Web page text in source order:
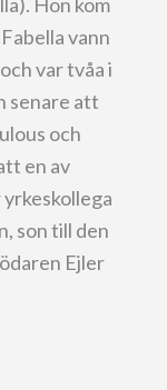
Hon kom
vann
var tvåa i
senare att
och
en av
son till den
Ejler